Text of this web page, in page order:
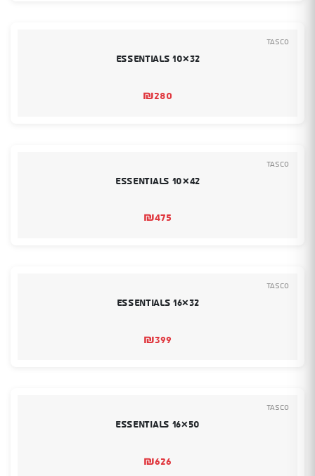
Tasco
Essentials 10×32
₪280
Tasco
Essentials 10×42
₪475
Tasco
Essentials 16×32
₪399
Tasco
Essentials 16×50
₪626